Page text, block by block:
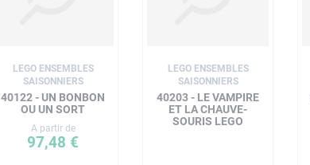
LEGO ENSEMBLES
SAISONNIERS
40122 - UN BONBON
OU UN SORT
A partir de
97,48 €
LEGO ENSEMBLES
SAISONNIERS
40203 - LE VAMPIRE
ET LA CHAUVE-
SOURIS LEGO